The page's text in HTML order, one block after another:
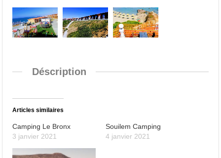
Déscription
Articles similaires
Camping Le Bronx
3 janvier 2021
Souilem Camping
4 janvier 2021